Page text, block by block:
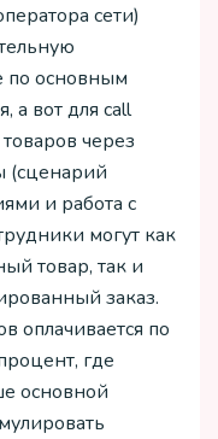
сети)
по основным
а вот для call
через
(сценарий
и работа с
могут как
товар, так и
заказ.
оплачивается по
где
основной